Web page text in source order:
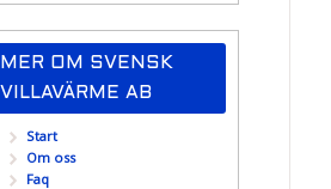
MER OM SVENSK
VILLAVÄRME AB
Start
Om oss
Faq